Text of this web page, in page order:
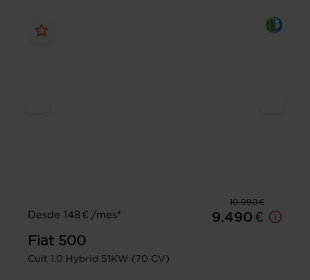
10.990 €
Desde 148 € /mes*
9.490 €
Fiat 500
Cult 1.0 Hybrid 51KW (70 CV)